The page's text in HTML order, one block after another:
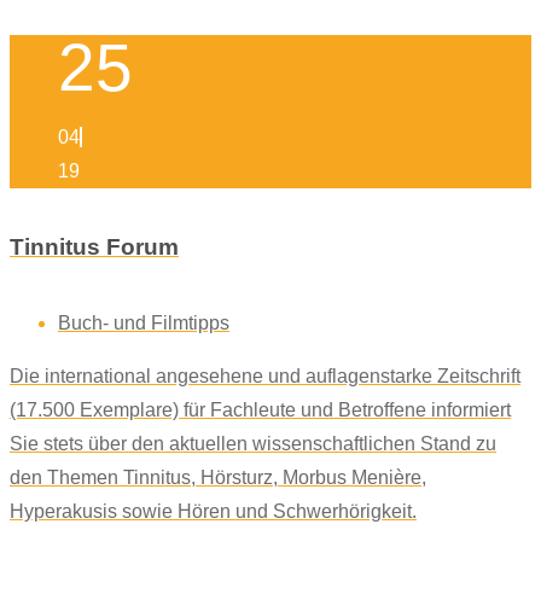
25
04
19
Tinnitus Forum
Buch- und Filmtipps
Die international angesehene und auflagenstarke Zeitschrift
(17.500 Exemplare) für Fachleute und Betroffene informiert
Sie stets über den aktuellen wissenschaftlichen Stand zu
den Themen Tinnitus, Hörsturz, Morbus Menière,
Hyperakusis sowie Hören und Schwerhörigkeit.